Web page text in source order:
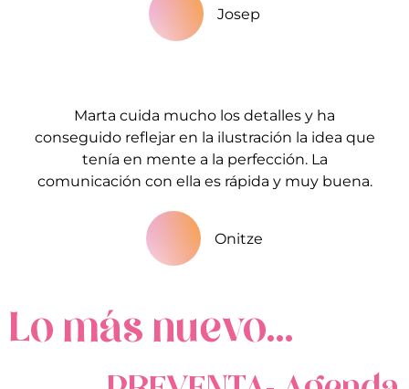
Josep
Marta cuida mucho los detalles y ha
conseguido reflejar en la ilustración la idea que
tenía en mente a la perfección. La
comunicación con ella es rápida y muy buena.
Onitze
Lo más nuevo...